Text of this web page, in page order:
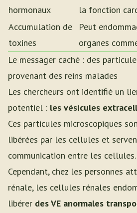
hormonaux
la fonction
Accumulation de
toxines
Peut
organes
Le messager caché : des
provenant des reins malades
Les chercheurs ont identifié un
potentiel : les vésicules
Ces particules microscopiques
libérées par les cellules et
communication entre les cellules.
Cependant, chez les personnes
rénale, les cellules rénales
libérer des VE anormales